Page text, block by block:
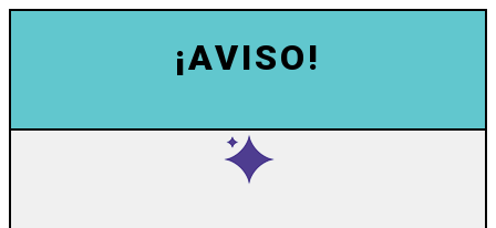
¡AVISO!